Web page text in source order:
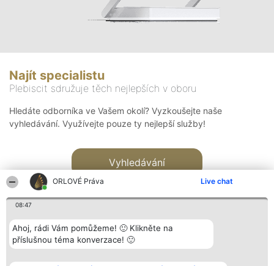
ORLOVÉ Práva Live chat
08:47
Ahoj, rádi Vám pomůžeme! 🙂 Klikněte na
příslušnou téma konverzace! 🙂
Najít specialistu
Plebiscit sdružuje těch nejlepších v oboru
Hledáte odborníka ve Vašem okolí? Vyzkoušejte naše
vyhledávání. Využívejte pouze ty nejlepší služby!
Vyhledávání
Bright Side Solutions sp. z o. Vítězové Kontakt